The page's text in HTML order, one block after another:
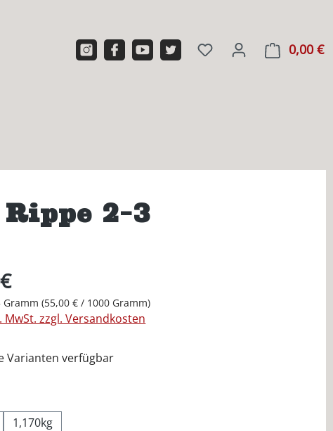
0,00 €
2-3
Gramm(55,00 € / 1000 Gramm)
MwSt. zzgl. Versandkosten
Varianten verfügbar
1,170kg